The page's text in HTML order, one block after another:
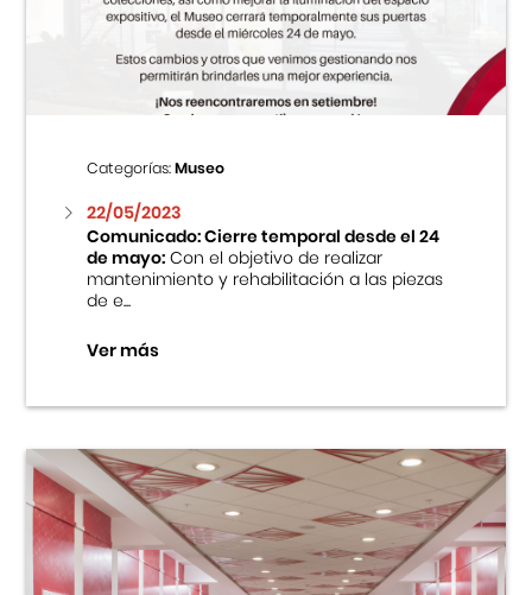
Centro Cultural Peruano Japonés
Museo de la Inmigración Japonesa
Fondo Editorial
Teatro Peruano Japonés
Categorías:Museo
22/05/2023
Comunicado: Cierre temporal desde el 24
de mayo:Con el objetivo de realizar
mantenimiento y rehabilitación a las piezas
de e...
Ver más